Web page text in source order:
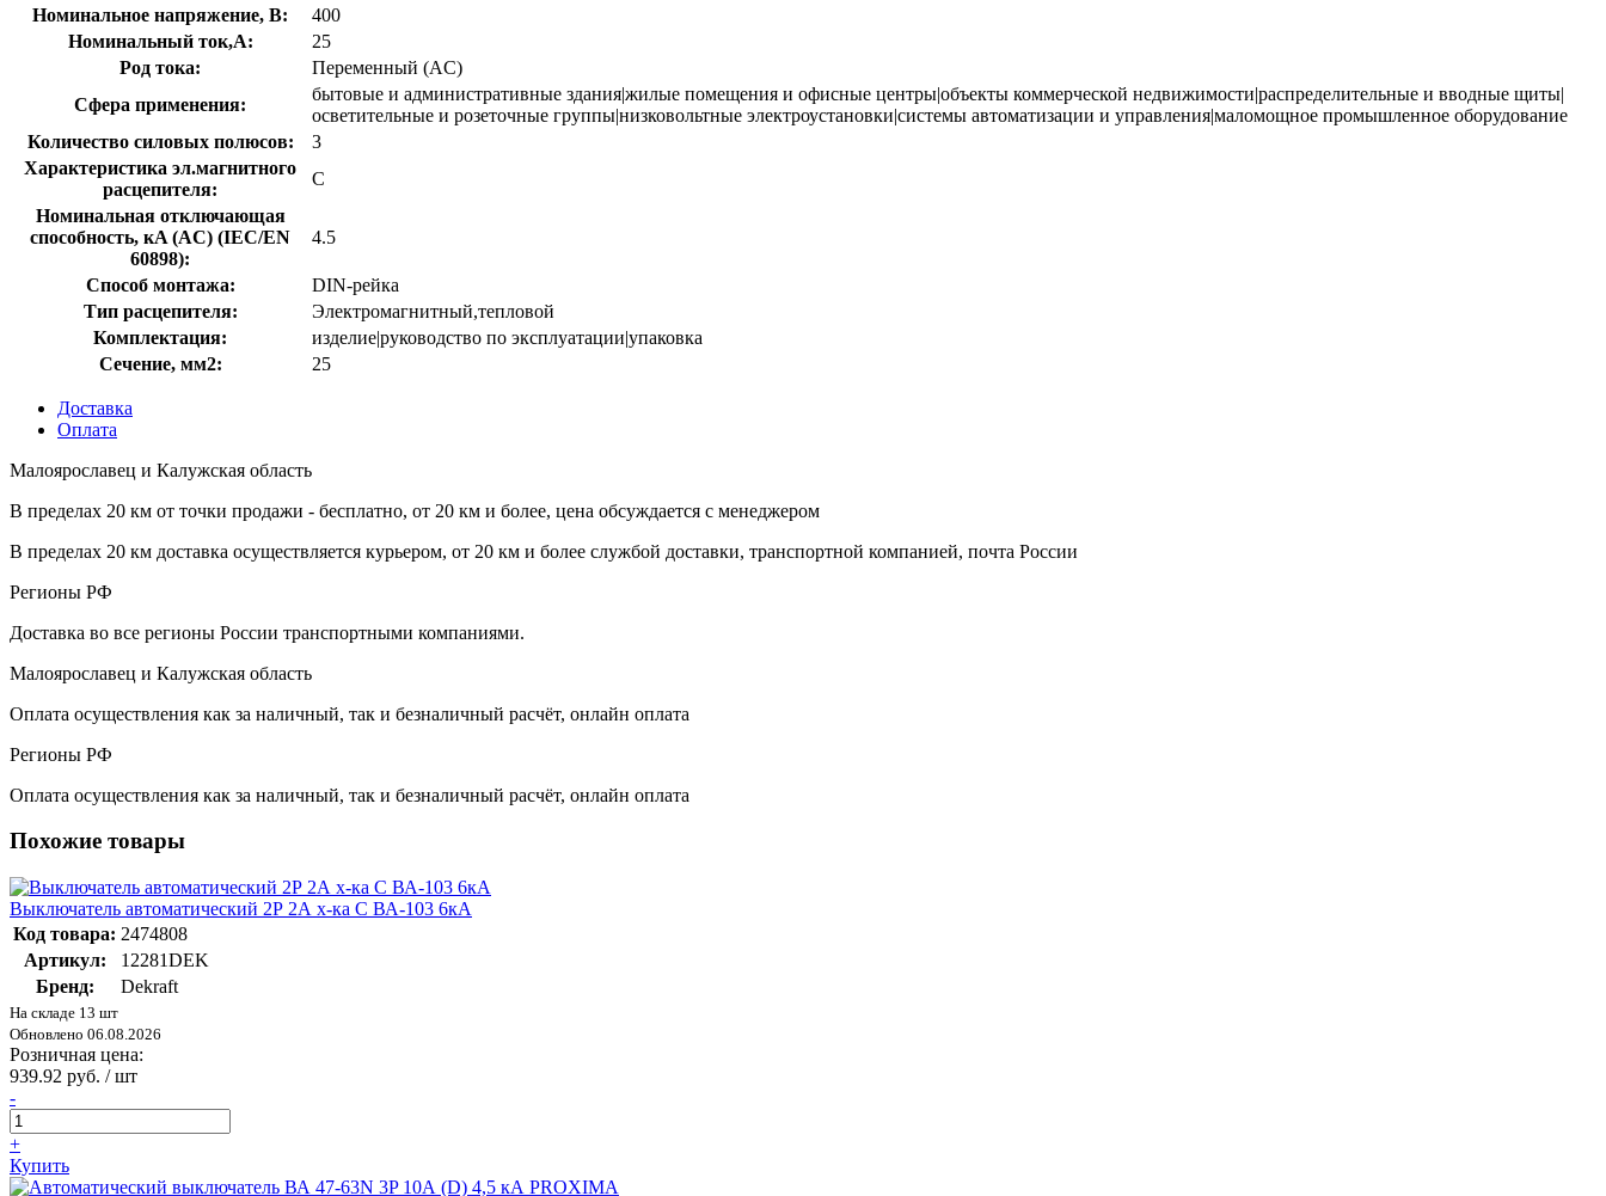
Номинальное напряжение, В:
400
Номинальный ток,А:
25
Род тока:
Переменный (AC)
Сфера применения:
бытовые и административные здания|жилые помещения и офисные центры|объекты коммерческой недвижимости|распределительные и вводные щиты|
осветительные и розеточные группы|низковольтные электроустановки|системы автоматизации и управления|маломощное промышленное оборудование
Количество силовых полюсов:
3
Характеристика эл.магнитного
расцепителя:
C
Номинальная отключающая
способность, кA (AC) (IEC/EN
60898):
4.5
Способ монтажа:
DIN-рейка
Тип расцепителя:
Электромагнитный,тепловой
Комплектация:
изделие|руководство по эксплуатации|упаковка
Сечение, мм2:
25
Доставка
Оплата
Малоярославец и Калужская область
В пределах 20 км от точки продажи - бесплатно, от 20 км и более, цена обсуждается с менеджером
В пределах 20 км доставка осуществляется курьером, от 20 км и более службой доставки, транспортной компанией, почта России
Регионы РФ
Доставка во все регионы России транспортными компаниями.
Малоярославец и Калужская область
Оплата осуществления как за наличный, так и безналичный расчёт, онлайн оплата
Регионы РФ
Оплата осуществления как за наличный, так и безналичный расчёт, онлайн оплата
Похожие товары
Выключатель автоматический 2Р 2А х-ка C ВА-103 6кА
Код товара: 2474808
Артикул:
12281DEK
Бренд:
Dekraft
На складе 13 шт
Обновлено 06.08.2026
Розничная цена:
939.92 руб. / шт
-
+
Купить